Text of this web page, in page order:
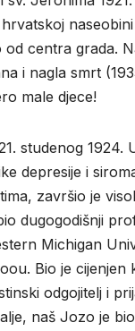
od centra grada.
i nagla smrt
male djece!
studenog 1924.
depresije i
završio je
dugogodišnji
Michigan
Bio je cijenjen
odgojitelj i
naš Jozo je